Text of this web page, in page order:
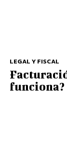
LEGAL Y FISCAL
funciona?